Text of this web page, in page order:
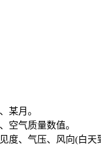
某月。
空气质量数值。
、气压、风向(白天